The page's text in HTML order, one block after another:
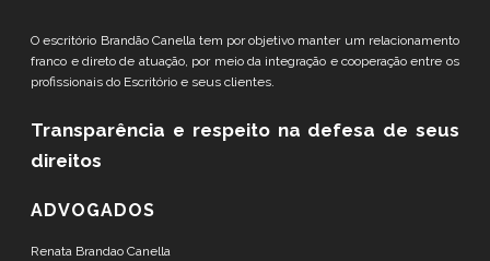
O escritório Brandão Canella tem por objetivo manter um relacionamento
franco e direto de atuação, por meio da integração e cooperação entre os
profissionais do Escritório e seus clientes.
Transparência e respeito na defesa de seus
direitos
ADVOGADOS
Renata Brandao Canella